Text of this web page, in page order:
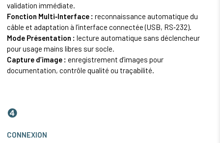
validation immédiate.
Fonction Multi‑Interface : reconnaissance automatique du
câble et adaptation à l’interface connectée (USB, RS‑232).
Mode Présentation : lecture automatique sans déclencheur
pour usage mains libres sur socle.
Capture d’image : enregistrement d’images pour
documentation, contrôle qualité ou traçabilité.
❹
CONNEXION